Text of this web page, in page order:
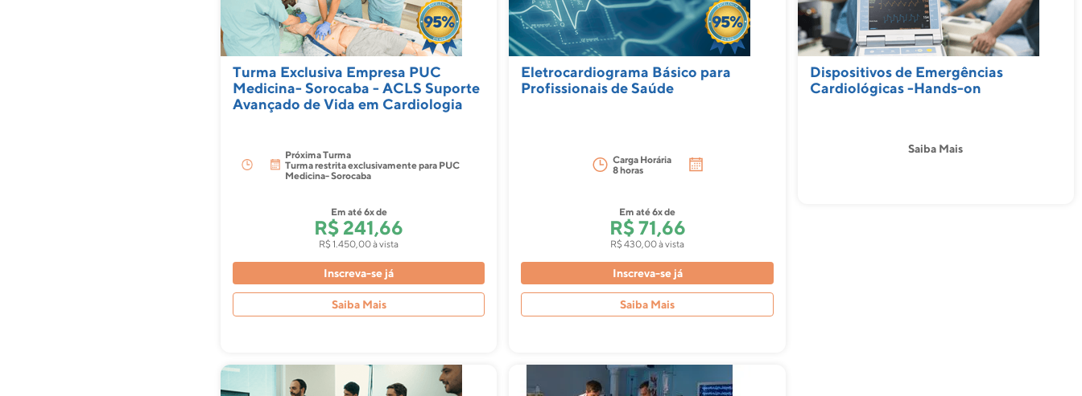
Turma Exclusiva Empresa PUC
Medicina- Sorocaba - ACLS Suporte
Avançado de Vida em Cardiologia
Próxima Turma
Turma restrita exclusivamente para PUC
Medicina- Sorocaba
Em até6xde
R$ 241,66
R$ 1.450,00 à vista
Inscreva-se já
Saiba Mais
Eletrocardiograma Básico para
Profissionais de Saúde
Carga Horária
8 horas
Em até6xde
R$ 71,66
R$ 430,00 à vista
Inscreva-se já
Saiba Mais
Dispositivos de Emergências
Cardiológicas -Hands-on
Saiba Mais